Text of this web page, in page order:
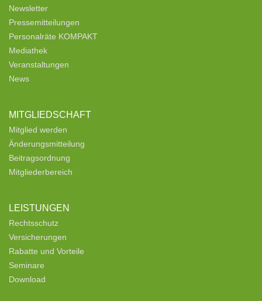
Newsletter
Pressemitteilungen
Personalräte KOMPAKT
Mediathek
Veranstaltungen
News
MITGLIEDSCHAFT
Mitglied werden
Änderungsmitteilung
Beitragsordnung
Mitgliederbereich
LEISTUNGEN
Rechtsschutz
Versicherungen
Rabatte und Vorteile
Seminare
Download